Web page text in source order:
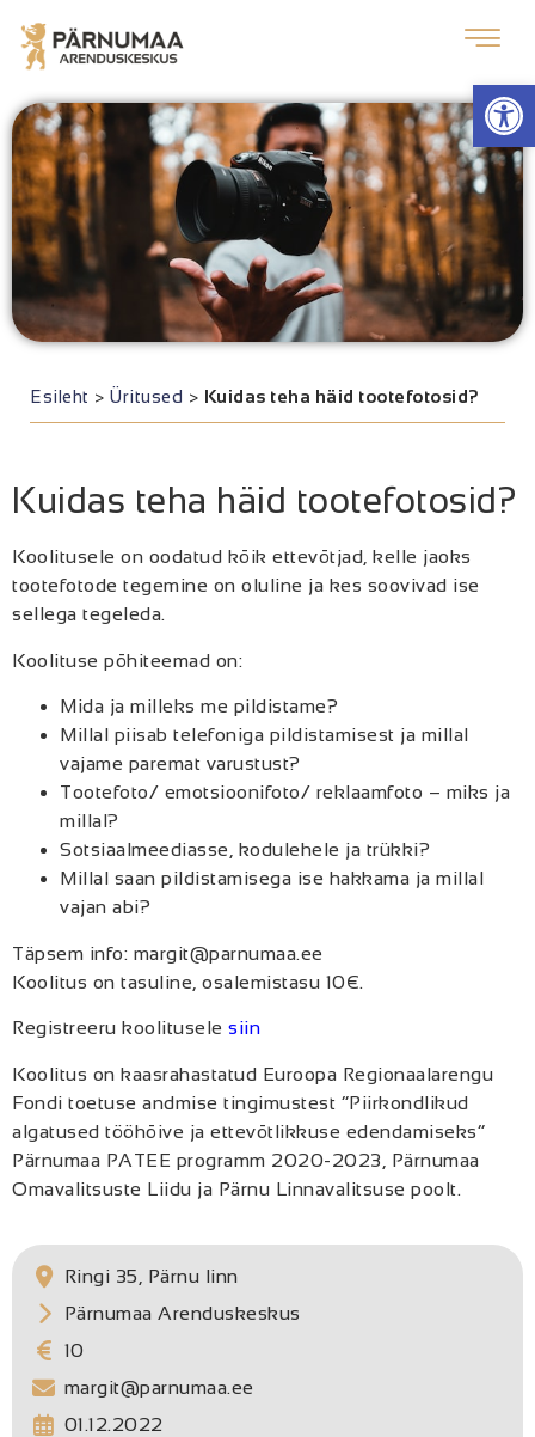
Esileht > Üritused > Kuidas teha häid tootefotosid?
Kuidas teha häid tootefotosid?
Koolitusele on oodatud kõik ettevõtjad, kelle jaoks
tootefotode tegemine on oluline ja kes soovivad ise
sellega tegeleda.
Koolituse põhiteemad on:
Mida ja milleks me pildistame?
Millal piisab telefoniga pildistamisest ja millal
vajame paremat varustust?
Tootefoto/ emotsioonifoto/ reklaamfoto – miks ja
millal?
Sotsiaalmeediasse, kodulehele ja trükki?
Millal saan pildistamisega ise hakkama ja millal
vajan abi?
Täpsem info: margit@parnumaa.ee
Koolitus on tasuline, osalemistasu 10€.
Registreeru koolitusele siin
Koolitus on kaasrahastatud Euroopa Regionaalarengu
Fondi toetuse andmise tingimustest “Piirkondlikud
algatused tööhõive ja ettevõtlikkuse edendamiseks”
Pärnumaa PATEE programm 2020-2023, Pärnumaa
Omavalitsuste Liidu ja Pärnu Linnavalitsuse poolt.
Ringi 35, Pärnu linn
Pärnumaa Arenduskeskus
10
margit@parnumaa.ee
01.12.2022